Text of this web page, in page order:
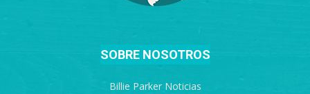
SOBRE NOSOTROS
Billie Parker Noticias